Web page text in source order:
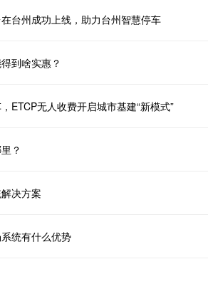
台州成功上线，助力台州智慧停车
到啥实惠？
ETCP无人收费开启城市基建“新模式”
？
决方案
统有什么优势